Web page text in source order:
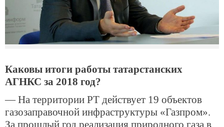
Каковы итоги работы татарстанских
АГНКС за 2018 год?
— На территории РТ действует 19 объектов
газозаправочной инфраструктуры «Газпром».
За прошлый год реализация природного газа в